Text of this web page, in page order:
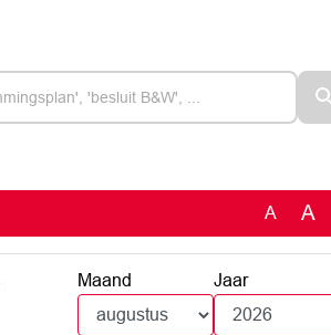
A A
Maand Jaar